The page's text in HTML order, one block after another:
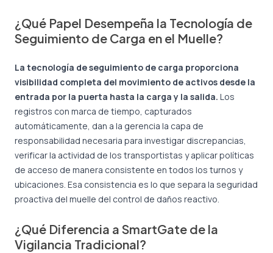
¿Qué Papel Desempeña la Tecnología de
Seguimiento de Carga en el Muelle?
La tecnología de seguimiento de carga proporciona
visibilidad completa del movimiento de activos desde la
entrada por la puerta hasta la carga y la salida. Los
registros con marca de tiempo, capturados
automáticamente, dan a la gerencia la capa de
responsabilidad necesaria para investigar discrepancias,
verificar la actividad de los transportistas y aplicar políticas
de acceso de manera consistente en todos los turnos y
ubicaciones. Esa consistencia es lo que separa la seguridad
proactiva del muelle del control de daños reactivo.
¿Qué Diferencia a SmartGate de la
Vigilancia Tradicional?